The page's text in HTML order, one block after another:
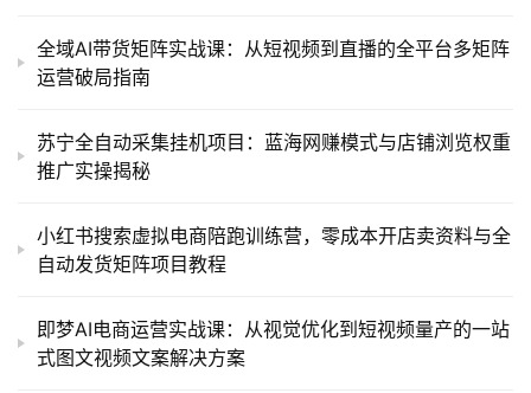
全域AI带货矩阵实战课：从短视频到直播的全平台多矩阵
运营破局指南
苏宁全自动采集挂机项目：蓝海网赚模式与店铺浏览权重
推广实操揭秘
小红书搜索虚拟电商陪跑训练营，零成本开店卖资料与全
自动发货矩阵项目教程
即梦AI电商运营实战课：从视觉优化到短视频量产的一站
式图文视频文案解决方案